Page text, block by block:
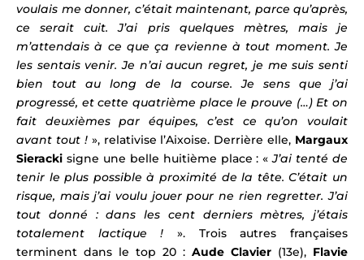
voulais me donner, c’était maintenant, parce qu’après,
ce serait cuit. J’ai pris quelques mètres, mais je
m’attendais à ce que ça revienne à tout moment. Je
les sentais venir. Je n’ai aucun regret, je me suis senti
bien tout au long de la course. Je sens que j’ai
progressé, et cette quatrième place le prouve (…) Et on
fait deuxièmes par équipes, c’est ce qu’on voulait
avant tout !», relativise l’Aixoise. Derrière elle, Margaux
Sieracki signe une belle huitième place : «J’ai tenté de
tenir le plus possible à proximité de la tête. C’était un
risque, mais j’ai voulu jouer pour ne rien regretter. J’ai
tout donné : dans les cent derniers mètres, j’étais
totalement lactique ! ». Trois autres françaises
terminent dans le top 20 : Aude Clavier (13e), Flavie